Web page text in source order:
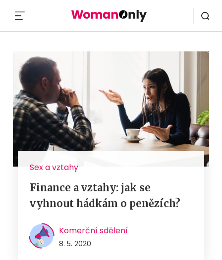
Sex a vztahy
Finance a vztahy: jak se
vyhnout hádkám o penězích?
Komerční sdělení
8. 5. 2020